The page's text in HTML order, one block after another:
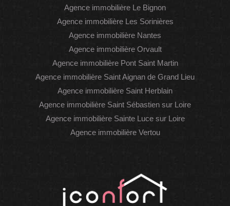
Agence immobilière Le Bignon
Agence immobilière Les Sorinières
Agence immobilière Nantes
Agence immobilière Orvault
Agence immobilière Pont Saint Martin
Agence immobilière Saint Aignan de Grand Lieu
Agence immobilière Saint Herblain
Agence immobilière Saint Sébastien sur Loire
Agence immobilière Sainte Luce sur Loire
Agence immobilière Vertou